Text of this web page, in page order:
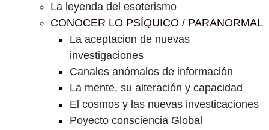
La leyenda del esoterismo
CONOCER LO PSÍQUICO / PARANORMAL
La aceptacion de nuevas
investigaciones
Canales anómalos de información
La mente, su alteración y capacidad
El cosmos y las nuevas investicaciones
Poyecto consciencia Global